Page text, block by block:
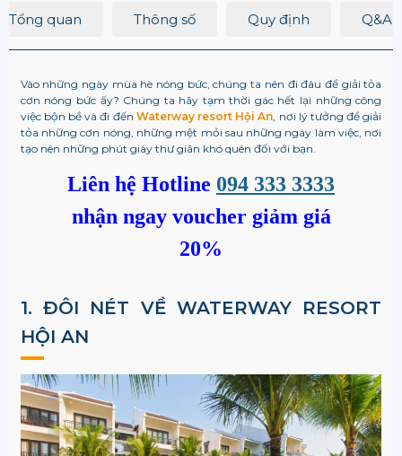
Tổng quan Thông số Quy định Q&A
Vào những ngày mùa hè nóng bức, chúng ta nên đi đâu để giải tỏa
cơn nóng bức ấy? Chúng ta hãy tạm thời gác hết lại những công
việc bộn bề và đi đến Waterway resort Hội An , nơi lý tưởng để giải
tỏa những cơn nóng, những mệt mỏi sau những ngày làm việc, nơi
tạo nên những phút giây thư giãn khó quên đối với bạn.
Liên hệ Hotline 094 333 3333
nhận ngay voucher giảm giá
20%
1. ĐÔI NÉT VỀ WATERWAY RESORT
HỘI AN